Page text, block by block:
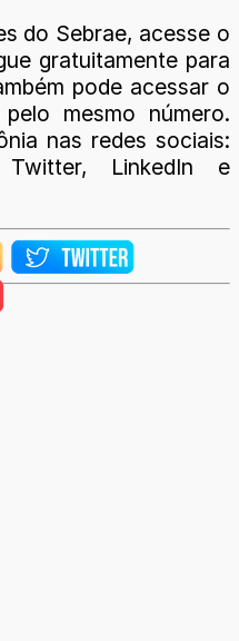
do Sebrae, acesse o
gratuitamente para
pode acessar o
mesmo número.
nas redes sociais:
Twitter, LinkedIn e